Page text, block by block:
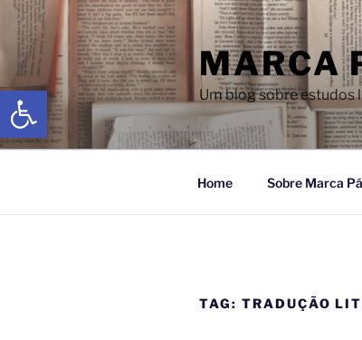
Abrir a barra de
MARCA
Um blog sobre estudos
Home Sobre Marca
TAG: TRADUÇÃO